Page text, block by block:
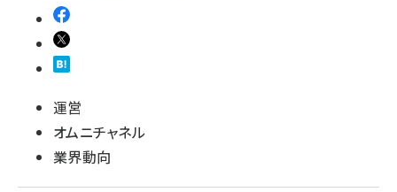
運営
オムニチャネル
業界動向